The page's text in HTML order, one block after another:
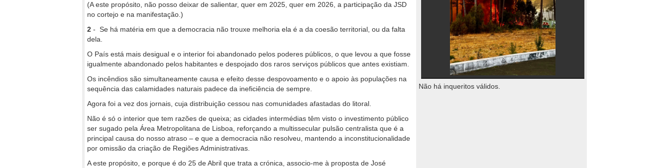
(A este propósito, não posso deixar de salientar, quer em 2025, quer em 2026, a participação da JSD
no cortejo e na manifestação.)
2 - Se há matéria em que a democracia não trouxe melhoria ela é a da coesão territorial, ou da falta
dela.
O País está mais desigual e o interior foi abandonado pelos poderes públicos, o que levou a que fosse
igualmente abandonado pelos habitantes e despojado dos raros serviços públicos que antes existiam.
Os incêndios são simultaneamente causa e efeito desse despovoamento e o apoio às populações na
sequência das calamidades naturais padece da ineficiência de sempre.
Agora foi a vez dos jornais, cuja distribuição cessou nas comunidades afastadas do litoral.
Não é só o interior que tem razões de queixa; as cidades intermédias têm visto o investimento público
ser sugado pela Área Metropolitana de Lisboa, reforçando a multissecular pulsão centralista que é a
principal causa do nosso atraso – e que a democracia não resolveu, mantendo a inconstitucionalidade
por omissão da criação de Regiões Administrativas.
A este propósito, e porque é do 25 de Abril que trata a crónica, associo-me à proposta de José
Não há inqueritos válidos.